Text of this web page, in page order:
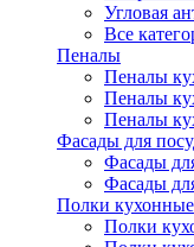
Угловая
Все
Пеналы
Пеналы
Пеналы
Пеналы
Фасады для
Фасады
Фасады
Полки кухонные
Полки